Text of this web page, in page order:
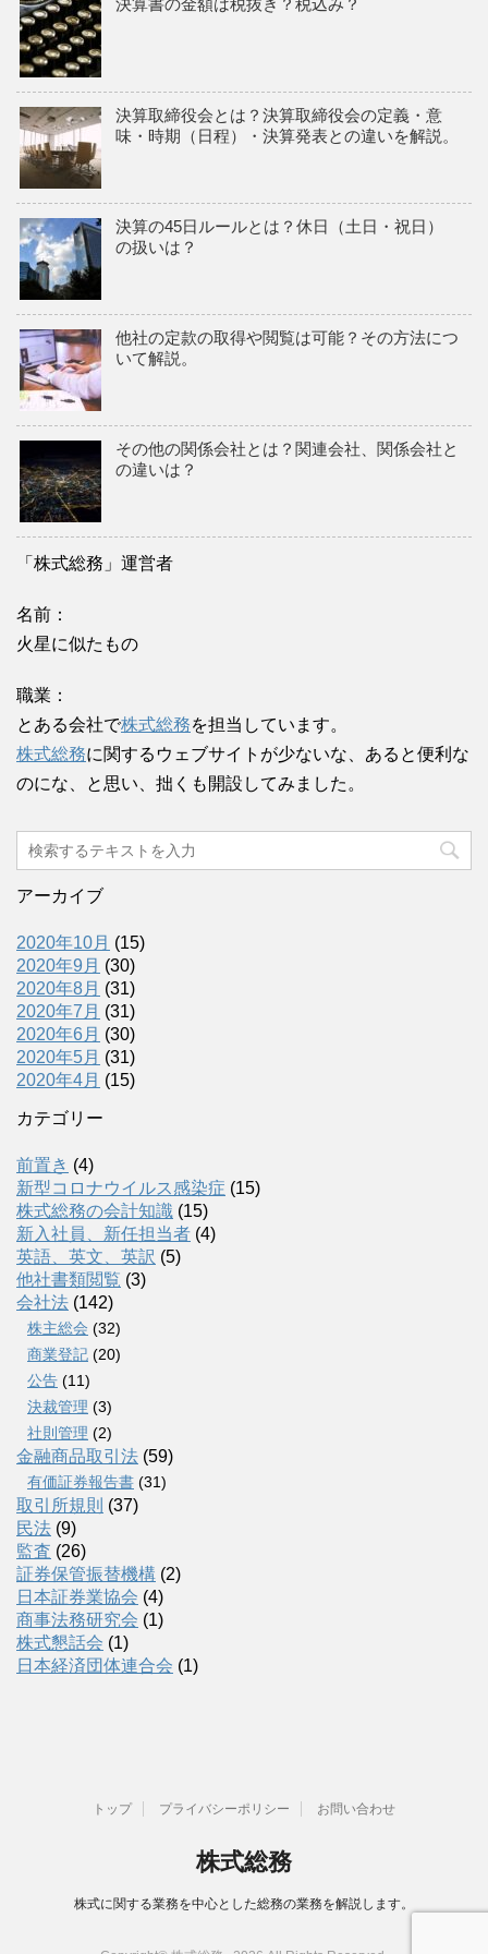
決算取締役会とは？決算取締役会の定義・意
味・時期（日程）・決算発表との違いを解説。
決算の45日ルールとは？休日（土日・祝日）
の扱いは？
他社の定款の取得や閲覧は可能？その方法につ
いて解説。
その他の関係会社とは？関連会社、関係会社と
の違いは？
「株式総務」運営者
名前：
火星に似たもの
職業：
とある会社で株式総務を担当しています。
株式総務に関するウェブサイトが少ないな、あると便利な
のにな、と思い、拙くも開設してみました。
アーカイブ
2020年10月 (15)
2020年9月 (30)
2020年8月 (31)
2020年7月 (31)
2020年6月 (30)
2020年5月 (31)
2020年4月 (15)
カテゴリー
前置き (4)
新型コロナウイルス感染症 (15)
株式総務の会計知識 (15)
新入社員、新任担当者 (4)
英語、英文、英訳 (5)
他社書類閲覧 (3)
会社法 (142)
株主総会 (32)
商業登記 (20)
公告 (11)
決裁管理 (3)
社則管理 (2)
金融商品取引法 (59)
有価証券報告書 (31)
取引所規則 (37)
民法 (9)
監査 (26)
証券保管振替機構 (2)
日本証券業協会 (4)
商事法務研究会 (1)
株式懇話会 (1)
日本経済団体連合会 (1)
トップ プライバシーポリシー お問い合わせ
株式総務
株式に関する業務を中心とした総務の業務を解説します。